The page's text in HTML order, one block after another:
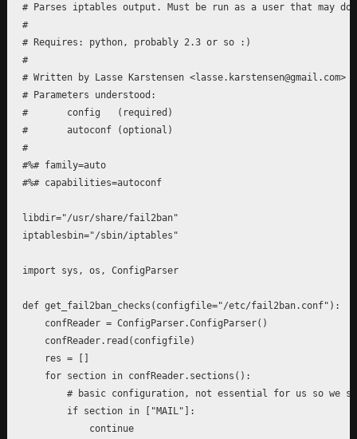
# Parses iptables output. Must be run as a user that may
#
# Requires: python, probably 2.3 or so :)
#
# Written by Lasse Karstensen <lasse.karstensen@gmail.com>
# Parameters understood:
# 	config   (required)
# 	autoconf (optional)
#
#%# family=auto
#%# capabilities=autoconf
libdir="/usr/share/fail2ban"
iptablesbin="/sbin/iptables"
import sys, os, ConfigParser
def get_fail2ban_checks(configfile="/etc/fail2ban.conf"):
    confReader = ConfigParser.ConfigParser()
    confReader.read(configfile)
    res = []
    for section in confReader.sections():
# basic configuration, not essential for us so we
        if section in ["MAIL"]:
            continue